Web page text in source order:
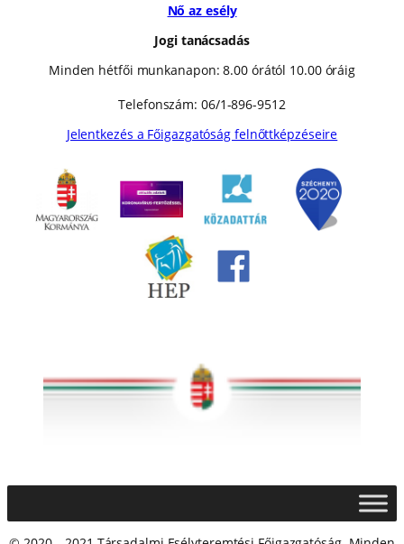
Nő az esély
Jogi tanácsadás
Minden hétfői munkanapon: 8.00 órától 10.00 óráig
Telefonszám: 06/1-896-9512
Jelentkezés a Főigazgatóság felnőttképzéseire